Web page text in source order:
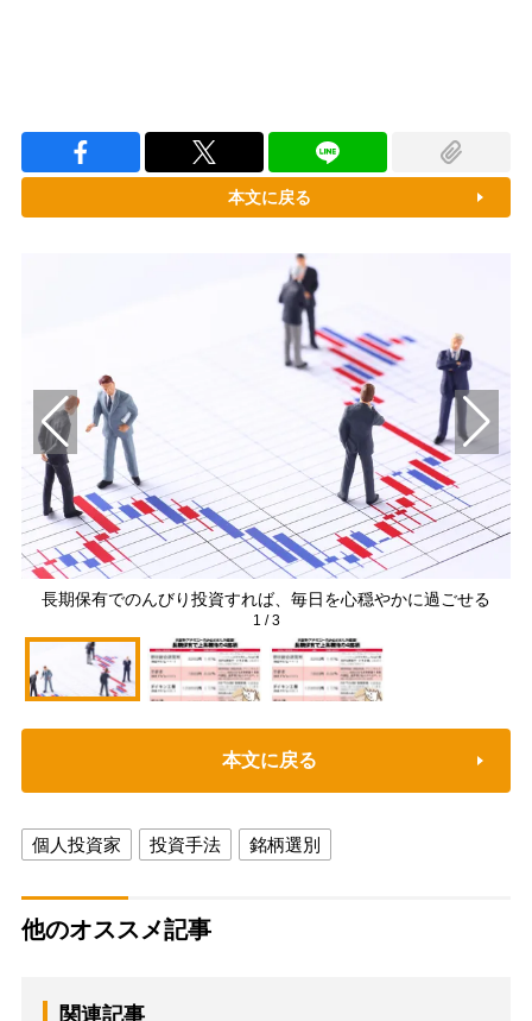
本文に戻る
長期保有でのんびり投資すれば、毎日を心穏やかに過ごせる
1 /3
本文に戻る
個人投資家 投資手法 銘柄選別
他のオススメ記事
関連記事